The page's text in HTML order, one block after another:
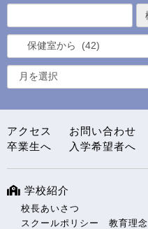
アクセス お問い合わせ
卒業生へ
入学希望者へ
学校紹介
校長あいさつ
スクールポリシー 教育理念